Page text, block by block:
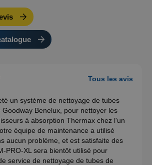
Tous les avis
un système de nettoyage de tubes
Goodway Benelux, pour nettoyer les
à absorption Thermax chez l'un
équipe de maintenance a utilisé
aucun problème, et est satisfaite des
PRO-XL sera bientôt utilisé pour
service de nettoyage de tubes de